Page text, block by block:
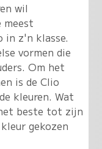
wil
meest
in z'n klasse.
vormen die
Om het
is de Clio
kleuren. Wat
beste tot zijn
gekozen